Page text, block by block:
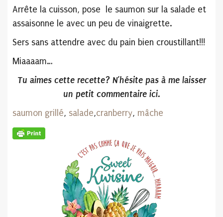
Arrête la cuisson, pose le saumon sur la salade et
assaisonne le avec un peu de vinaigrette.
Sers sans attendre avec du pain bien croustillant!!!
Miaaaam…
Tu aimes cette recette? N’hésite pas à me laisser
un petit commentaire ici.
saumon grillé, salade,cranberry, mâche